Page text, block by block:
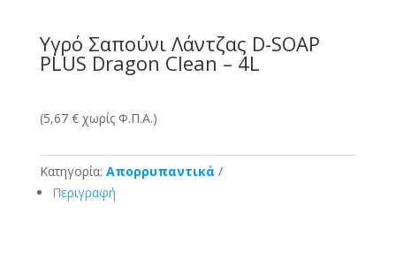
Υγρό Σαπούνι Λάντζας D-SOAP
PLUS Dragon Clean – 4L
(5,67 € χωρίς Φ.Π.Α.)
Κατηγορία: Απορρυπαντικά
Περιγραφή